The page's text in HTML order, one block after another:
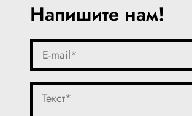
Напишите нам!